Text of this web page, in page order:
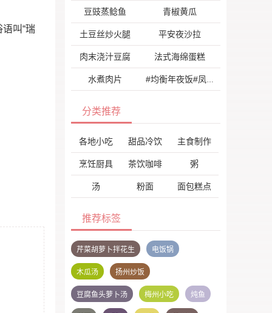
叫“瑞
豆豉蒸鲶鱼 青椒黄瓜
土豆丝炒火腿 平安夜沙拉
肉末浇汁豆腐 法式海绵蛋糕
水煮肉片 #均衡年夜饭#凤尾虾球
分类推荐
各地小吃 甜品冷饮 主食制作
烹饪厨具 茶饮咖啡 粥
汤 粉面 面包糕点
推荐标签
芹菜胡萝卜拌花生 电饭锅
木瓜汤 扬州炒饭
豆腐鱼头萝卜汤 梅州小吃 炖鱼